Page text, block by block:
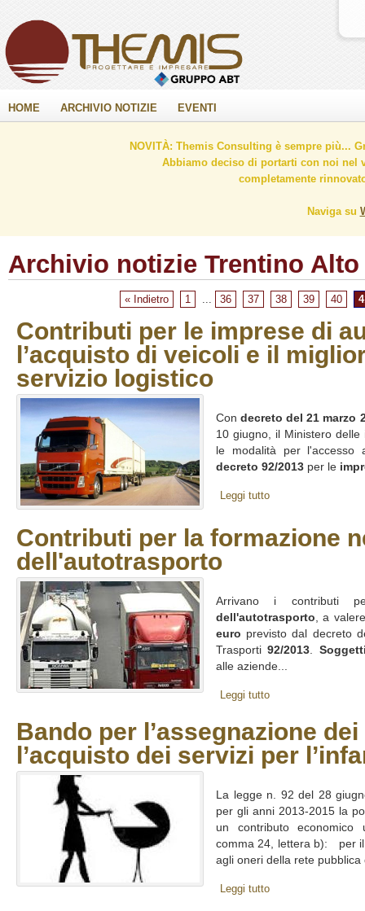
HOME ARCHIVIO NOTIZIE EVENTI
NOVITÀ: Themis Consulting è sempre più...
Abbiamo deciso di portarti con noi nel
completamente
Naviga su
Archivio notizie Trentino Alto
« Indietro 1 ... 36 37 38 39 40
Contributi per le imprese di
l’acquisto di veicoli e il
servizio logistico
Condecreto del 21 marzo
10 giugno, il Ministero
le modalità per
decreto 92/2013 per le
Leggi tutto
Contributi per la formazione
dell'autotrasporto
Arrivano i contributi
dell'autotrasporto, a
euro previsto dal decreto
Trasporti92/2013.
alle aziende...
Leggi tutto
Bando per l’assegnazione
l’acquisto dei servizi per
La legge n. 92 del 28
per gli anni 2013-2015 la
un contributo economico
comma 24, lettera b): per il
agli oneri della rete pubblica
Leggi tutto